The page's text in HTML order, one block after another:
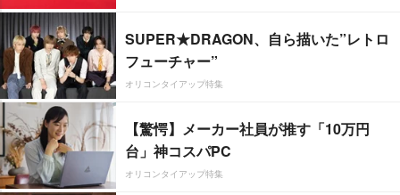
SUPER★DRAGON、自ら描いた”レトロ
フューチャー”
オリコンタイアップ特集
【驚愕】メーカー社員が推す「10万円
台」神コスパPC
オリコンタイアップ特集